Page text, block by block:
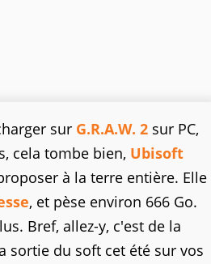
sur G.R.A.W. 2 sur PC,
cela tombe bien, Ubisoft
à la terre entière. Elle
, et pèse environ 666 Go.
Bref, allez-y, c'est de la
sortie du soft cet été sur vos